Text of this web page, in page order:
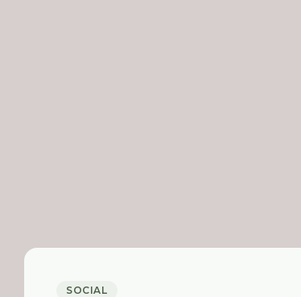
SOCIAL